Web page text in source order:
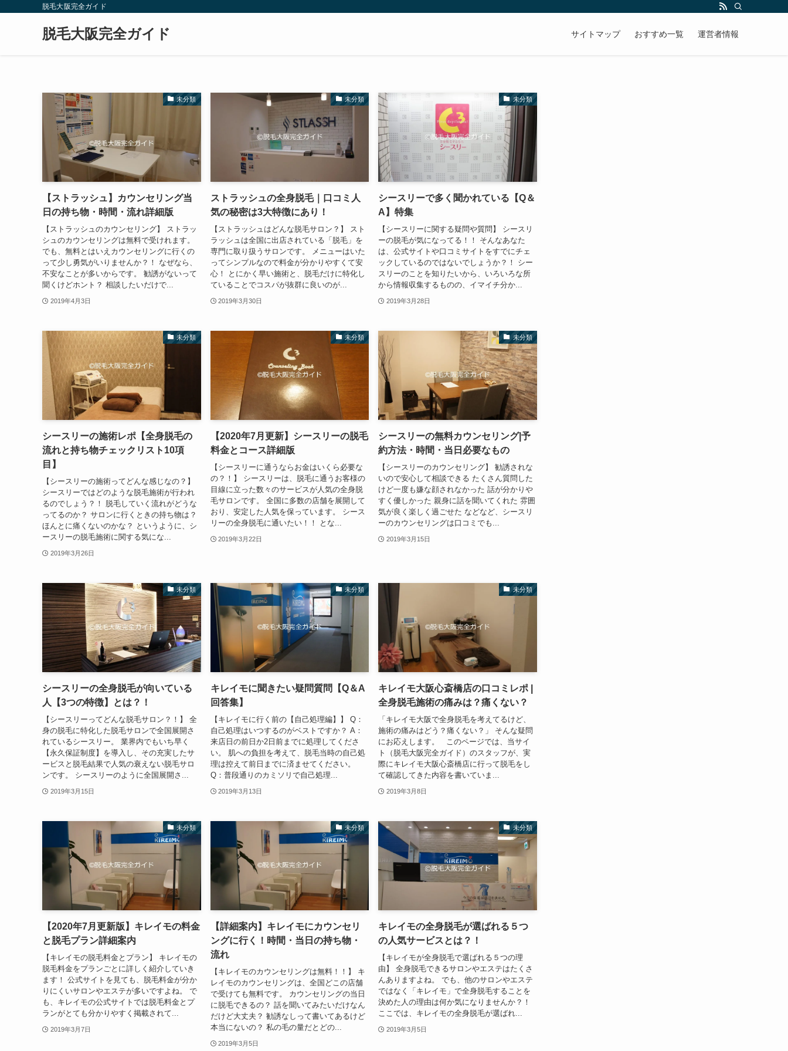
脱毛大阪完全ガイド
脱毛大阪完全ガイド サイトマップ おすすめ一覧 運営者情報
未分類
【ストラッシュ】カウンセリング当
日の持ち物・時間・流れ詳細版
【ストラッシュのカウンセリング】 ストラッ
シュのカウンセリングは無料で受けれます。
でも、無料とはいえカウンセリングに行くの
って少し勇気がいりませんか？！ なぜなら、
不安なことが多いからです。 勧誘がないって
聞くけどホント？ 相談したいだけで...
2019年4月3日
未分類
ストラッシュの全身脱毛｜口コミ人
気の秘密は3大特徴にあり！
【ストラッシュはどんな脱毛サロン？】 スト
ラッシュは全国に出店されている「脱毛」を
専門に取り扱うサロンです。 メニューはいた
ってシンプルなので料金が分かりやすくて安
心！ とにかく早い施術と、脱毛だけに特化し
ていることでコスパが抜群に良いのが...
2019年3月30日
未分類
シースリーで多く聞かれている【Q＆
A】特集
【シースリーに関する疑問や質問】 シースリ
ーの脱毛が気になってる！！ そんなあなた
は、公式サイトや口コミサイトをすでにチェ
ックしているのではないでしょうか？！ シー
スリーのことを知りたいから、いろいろな所
から情報収集するものの、イマイチ分か...
2019年3月28日
未分類
シースリーの施術レポ【全身脱毛の
流れと持ち物チェックリスト10項
目】
【シースリーの施術ってどんな感じなの？】
シースリーではどのような脱毛施術が行われ
るのでしょう？！ 脱毛していく流れがどうな
ってるのか？ サロンに行くときの持ち物は？
ほんとに痛くないのかな？ というように、シ
ースリーの脱毛施術に関する気にな...
2019年3月26日
未分類
【2020年7月更新】シースリーの脱毛
料金とコース詳細版
【シースリーに通うならお金はいくら必要な
の？！】 シースリーは、脱毛に通うお客様の
目線に立った数々のサービスが人気の全身脱
毛サロンです。 全国に多数の店舗を展開して
おり、安定した人気を保っています。 シース
リーの全身脱毛に通いたい！！ とな...
2019年3月22日
未分類
シースリーの無料カウンセリング|予
約方法・時間・当日必要なもの
【シースリーのカウンセリング】 勧誘されな
いので安心して相談できる たくさん質問した
けど一度も嫌な顔されなかった 話が分かりや
すく優しかった 親身に話を聞いてくれた 雰囲
気が良く楽しく過ごせた などなど、シースリ
ーのカウンセリングは口コミでも...
2019年3月15日
未分類
シースリーの全身脱毛が向いている
人【3つの特徴】とは？！
【シースリーってどんな脱毛サロン？！】 全
身の脱毛に特化した脱毛サロンで全国展開さ
れているシースリー。 業界内でもいち早く
【永久保証制度】を導入し、その充実したサ
ービスと脱毛結果で人気の衰えない脱毛サロ
ンです。 シースリーのように全国展開さ...
2019年3月15日
未分類
キレイモに聞きたい疑問質問【Q＆A
回答集】
【キレイモに行く前の【自己処理編】】 Q：
自己処理はいつするのがベストですか？ A：
来店日の前日か2日前までに処理してくださ
い。 肌への負担を考えて、脱毛当時の自己処
理は控えて前日までに済ませてください。
Q：普段通りのカミソリで自己処理...
2019年3月13日
未分類
キレイモ大阪心斎橋店の口コミレポ |
全身脱毛施術の痛みは？痛くない？
「キレイモ大阪で全身脱毛を考えてるけど、
施術の痛みはどう？痛くない？」 そんな疑問
にお応えします。 このページでは、当サイ
ト（脱毛大阪完全ガイド）のスタッフが、実
際にキレイモ大阪心斎橋店に行って脱毛をし
て確認してきた内容を書いていま...
2019年3月8日
未分類
【2020年7月更新版】キレイモの料金
と脱毛プラン詳細案内
【キレイモの脱毛料金とプラン】 キレイモの
脱毛料金をプランごとに詳しく紹介していき
ます！ 公式サイトを見ても、脱毛料金が分か
りにくいサロンやエステが多いですよね。 で
も、キレイモの公式サイトでは脱毛料金とプ
ランがとても分かりやすく掲載されて...
2019年3月7日
未分類
【詳細案内】キレイモにカウンセリ
ングに行く！時間・当日の持ち物・
流れ
【キレイモのカウンセリングは無料！！】 キ
レイモのカウンセリングは、全国どこの店舗
で受けても無料です。 カウンセリングの当日
に脱毛できるの？ 話を聞いてみたいだけなん
だけど大丈夫？ 勧誘なしって書いてあるけど
本当にないの？ 私の毛の量だとどの...
2019年3月5日
未分類
キレイモの全身脱毛が選ばれる５つ
の人気サービスとは？！
【キレイモが全身脱毛で選ばれる５つの理
由】 全身脱毛できるサロンやエステはたくさ
んありますよね。 でも、他のサロンやエステ
ではなく「キレイモ」で全身脱毛することを
決めた人の理由は何か気になりませんか？！
ここでは、キレイモの全身脱毛が選ばれ...
2019年3月5日